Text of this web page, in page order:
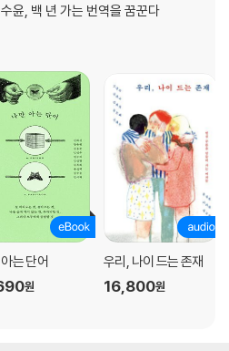
윤, 백 년 가는 번역을 꿈꾼다
는 단어
원
우리, 나이 드는 존재
16,800원